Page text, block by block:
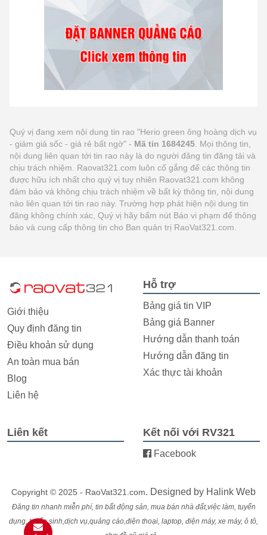
Quý vị đang xem nội dung tin rao "Herio green ông hoàng dịch vụ
- giảm giá sốc - giá rẻ bất ngờ" - Mã tin 1684245 . Mọi thông tin,
nội dung liên quan tới tin rao này là do người đăng tin đăng tải và
chịu trách nhiệm. Raovat321.com luôn cố gắng để các thông tin
được hữu ích nhất cho quý vị tuy nhiên Raovat321.com không
đảm bảo và không chịu trách nhiệm về bất kỳ thông tin, nội dung
nào liên quan tới tin rao này. Trường hợp phát hiện nội dung tin
đăng không chính xác, Quý vị hãy bấm nút Báo vi phạm để thông
báo và cung cấp thông tin cho Ban quản trị RaoVat321.com.
Giới thiệu
Quy định đăng tin
Điều khoản sử dụng
An toàn mua bán
Blog
Liên hệ
Hỗ trợ
Bảng giá tin VIP
Bảng giá Banner
Hướng dẫn thanh toán
Hướng dẫn đăng tin
Xác thực tài khoản
Liên kết Kết nối với RV321
Facebook
Copyright © 2025 - RaoVat321.com. Designed by Halink Web
Đăng tin nhanh miễn phí, tin bất động sản, mua bán nhà đất,việc làm, tuyển
dụng, tuyển sinh,dịch vụ,quảng cáo,điện thoại, laptop, điện máy, xe máy, ô tô,